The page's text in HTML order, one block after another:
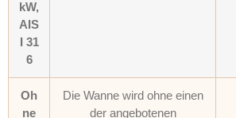
kW,
AIS
I 31
6
Oh
ne
Die Wanne wird ohne einen
der angebotenen